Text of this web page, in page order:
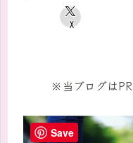
X
※当ブログはPR
Save